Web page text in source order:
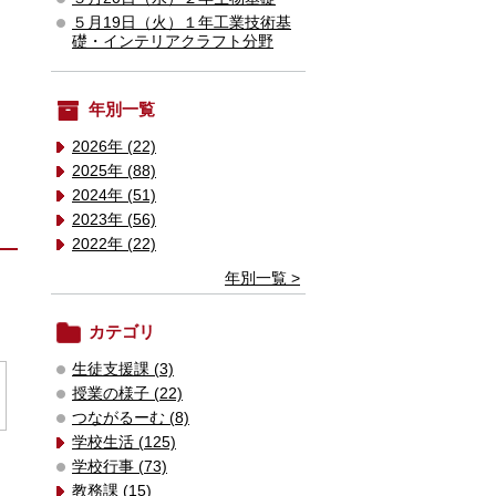
５月19日（火）１年工業技術基
礎・インテリアクラフト分野
年別一覧
2026年 (22)
2025年 (88)
2024年 (51)
2023年 (56)
2022年 (22)
年別一覧 >
カテゴリ
生徒支援課 (3)
授業の様子 (22)
つながるーむ (8)
学校生活 (125)
学校行事 (73)
教務課 (15)